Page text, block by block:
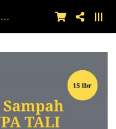
Kantong Plastik Sampah Roll 45 x 50 TANPA TALI